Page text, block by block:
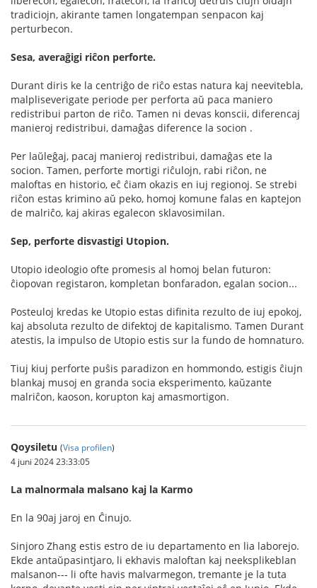
tradiciojn, akirante tamen longatempan senpacon kaj
perturbecon.
Sesa, averaĝigi riĉon perforte.
Durant diris ke la centriĝo de riĉo estas natura kaj neevitebla,
malpliseverigate periode per perforta aŭ paca maniero
redistribui parton de riĉo. Tamen ni devas konscii, diferencaj
manieroj redistribui, damaĝas diference la socion .
Per laŭleĝaj, pacaj manieroj redistribui, damaĝas ete la
socion. Tamen, perforte mortigi riĉulojn, rabi riĉon, ne
maloftas en historio, eĉ ĉiam okazis en iuj regionoj. Se strebi
riĉon estas krimino aŭ peko, homoj komune falas en kaptejon
de malriĉo, kaj akiras egalecon sklavosimilan.
Sep, perforte disvastigi Utopion.
Utopio ideologio ofte promesis al homoj belan futuron:
ĉiopovan registaron, kompletan bonfaradon, egalan socion...
Posteuloj kredas ke Utopio estas difinita rezulto de iuj epokoj,
kaj absoluta rezulto de difektoj de kapitalismo. Tamen Durant
atestis, la impulso de Utopio estis sur la fundo de homnaturo.
Tiuj kiuj perforte puŝis paradizon en hommondo, estigis ĉiujn
blankaj musoj en granda socia eksperimento, kaŭzante
malriĉon, kaoson, korupton kaj amasmortigon.
Qoysiletu (Visa profilen)
4 juni 2024 23:33:05
La malnormala malsano kaj la Karmo
En la 90aj jaroj en Ĉinujo.
Sinjoro Zhang estis estro de iu departamento en lia laborejo.
Ekde antaŭpasintjaro, li ekhavis maloftan kaj neeksplikeblan
malsanon--- li ofte havis malvarmegon, tremante je la tuta